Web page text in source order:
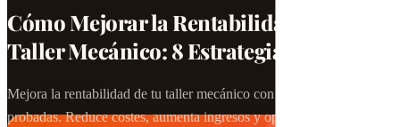
Cómo Mejorar la Rentabilidad de tu
Taller Mecánico: 8 Estrategias Clave
Mejora la rentabilidad de tu taller mecánico con estas 8 estrategias
probadas. Reduce costes, aumenta ingresos y optimiza la gestión.